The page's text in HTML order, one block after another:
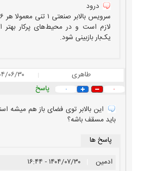
درود
یک‌بار بازبینی شود.
طاهری | ۱۴۰۴/۰۶/۳۰ -
۰ ۰
پاسخ
این بالابر توی فضای باز هم میشه
باید مسقف باشه؟
پاسخ ها
ادمین
۱۴۰۴/۰۷/۳۰ - ۱۶:۴۴